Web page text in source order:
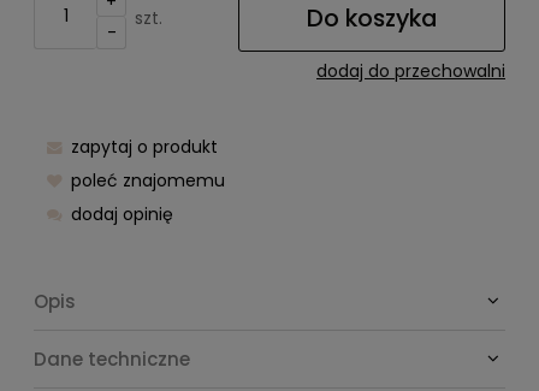
-
szt. Do koszyka
dodaj do przechowalni
zapytaj o produkt
poleć znajomemu
dodaj opinię
Opis
Dane techniczne